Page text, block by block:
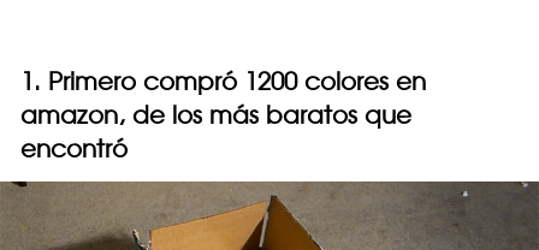
1. Primero compró 1200 colores en
amazon, de los más baratos que
encontró